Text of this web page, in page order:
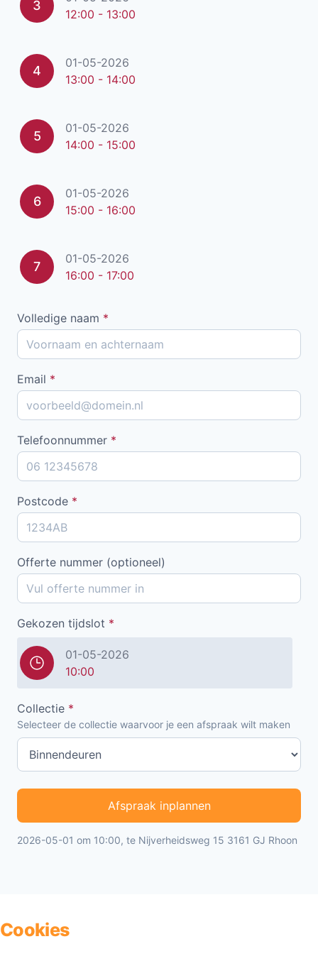
3
12:00 - 13:00
4
01-05-2026
13:00 - 14:00
5
01-05-2026
14:00 - 15:00
6
01-05-2026
15:00 - 16:00
7
01-05-2026
16:00 - 17:00
Volledige naam *
Email *
Telefoonnummer *
Postcode *
Offerte nummer (optioneel)
Gekozen tijdslot *
01-05-2026
10:00
Collectie *
Selecteer de collectie waarvoor je een afspraak wilt maken
Afspraak inplannen
2026-05-01 om 10:00, te Nijverheidsweg 15 3161 GJ Rhoon
Cookies